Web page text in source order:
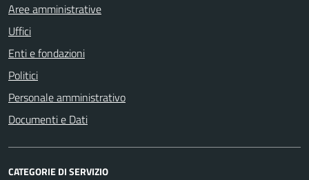
Aree amministrative
Uffici
Enti e fondazioni
Politici
Personale amministrativo
Documenti e Dati
CATEGORIE DI SERVIZIO